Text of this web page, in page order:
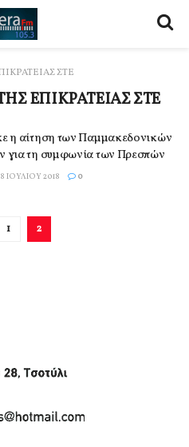
ΣΤΕ
ΕΠΙΚΡΑΤΕΙΑΣ ΣΤΕ
η αίτηση των Παμμακεδονικών
τη συμφωνία των Πρεσπών
ΙΟΥΛΊΟΥ 2018 0
1 2